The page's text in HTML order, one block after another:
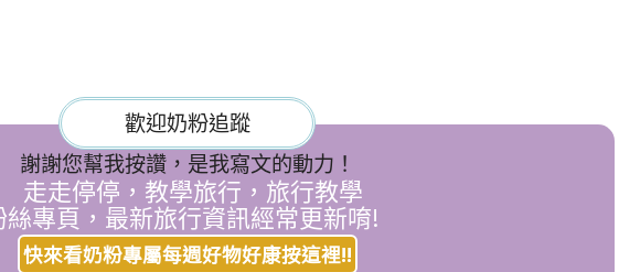
歡迎奶粉追蹤
謝謝您幫我按讚，是我寫文的動力！
走走停停，教學旅行，旅行教學
絲專頁，最新旅行資訊經常更新唷!
快來看奶粉專屬每週好物好康按這裡!!